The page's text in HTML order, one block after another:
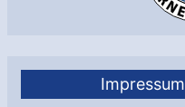
Impressum